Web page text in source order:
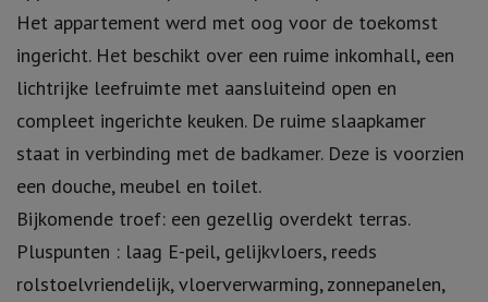
Het appartement werd met oog voor de toekomst
ingericht. Het beschikt over een ruime inkomhall, een
lichtrijke leefruimte met aansluiteind open en
compleet ingerichte keuken. De ruime slaapkamer
staat in verbinding met de badkamer. Deze is voorzien
een douche, meubel en toilet.
Bijkomende troef: een gezellig overdekt terras.
Pluspunten : laag E-peil, gelijkvloers, reeds
rolstoelvriendelijk, vloerverwarming, zonnepanelen,